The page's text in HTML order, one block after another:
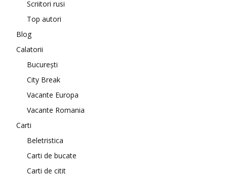
Scriitori rusi
Top autori
Blog
Calatorii
București
City Break
Vacante Europa
Vacante Romania
Carti
Beletristica
Carti de bucate
Carti de citit